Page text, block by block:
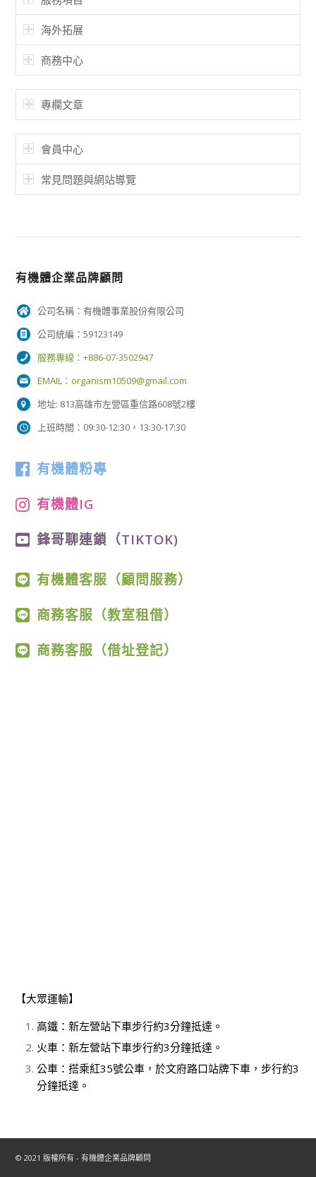
海外拓展
商務中心
專欄文章
會員中心
常見問題與網站導覽
有機體企業品牌顧問
公司名稱：有機體事業股份有限公司
公司統編：59123149
服務專線：+886-07-3502947
EMAIL： organism10509@gmail.com
地址: 813高雄市左營區重信路608號2樓
上班時間：09:30-12:30，13:30-17:30
有機體粉專
有機體IG
鋒哥聊連鎖（TIKTOK)
有機體客服（顧問服務）
商務客服（教室租借）
商務客服（借址登記）
【大眾運輸】
高鐵：新左營站下車步行約3分鐘抵達。
火車：新左營站下車步行約3分鐘抵達。
公車：搭乘紅35號公車，於文府路口站牌下車，步行約3
分鐘抵達。
© 2021 版權所有 - 有機體企業品牌顧問